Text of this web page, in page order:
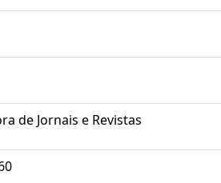
de Jornais e Revistas